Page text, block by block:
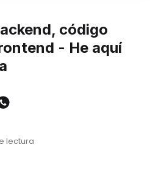
código
- He aquí
lectura